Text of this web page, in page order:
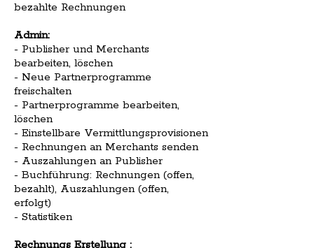
bezahlte Rechnungen
Admin:
- Publisher und Merchants
bearbeiten, löschen
- Neue Partnerprogramme
freischalten
- Partnerprogramme bearbeiten,
löschen
- Einstellbare Vermittlungsprovisionen
- Rechnungen an Merchants senden
- Auszahlungen an Publisher
- Buchführung: Rechnungen (offen,
bezahlt), Auszahlungen (offen,
erfolgt)
- Statistiken
Rechnungs Erstellung :